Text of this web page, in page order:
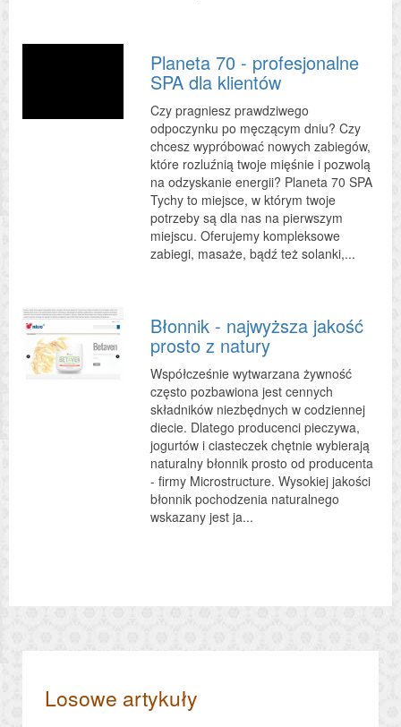
Planeta 70 - profesjonalne
SPA dla klientów
Czy pragniesz prawdziwego
odpoczynku po męczącym dniu? Czy
chcesz wypróbować nowych zabiegów,
które rozluźnią twoje mięśnie i pozwolą
na odzyskanie energii? Planeta 70 SPA
Tychy to miejsce, w którym twoje
potrzeby są dla nas na pierwszym
miejscu. Oferujemy kompleksowe
zabiegi, masaże, bądź też solanki,...
Błonnik - najwyższa jakość
prosto z natury
Współcześnie wytwarzana żywność
często pozbawiona jest cennych
składników niezbędnych w codziennej
diecie. Dlatego producenci pieczywa,
jogurtów i ciasteczek chętnie wybierają
naturalny błonnik prosto od producenta
- firmy Microstructure. Wysokiej jakości
błonnik pochodzenia naturalnego
wskazany jest ja...
Losowe artykuły